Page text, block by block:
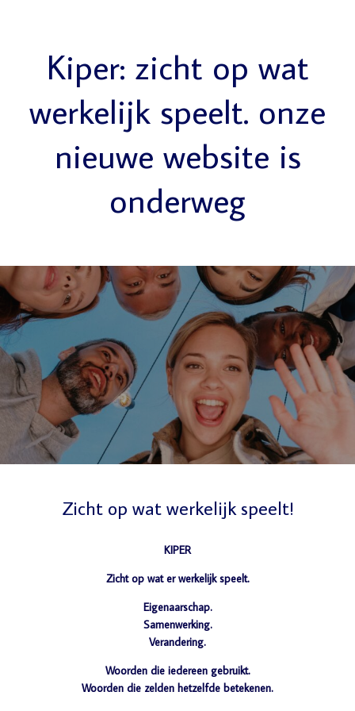
Kiper: zicht op wat
werkelijk speelt. onze
nieuwe website is
onderweg
Zicht op wat werkelijk speelt!
KIPER
Zicht op wat er werkelijk speelt.
Eigenaarschap.
Samenwerking.
Verandering.
Woorden die iedereen gebruikt.
Woorden die zelden hetzelfde betekenen.